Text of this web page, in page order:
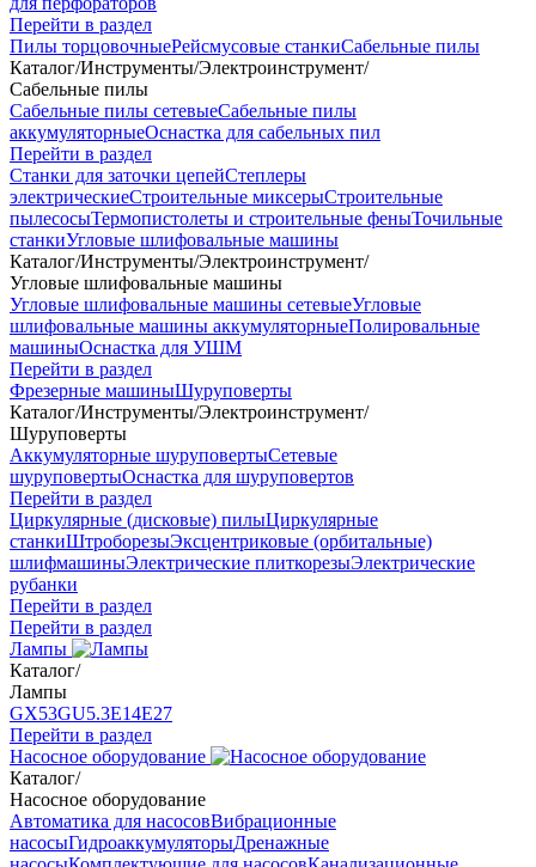
Перейти в раздел
Пилы торцовочныеРейсмусовые станкиСабельные пилы
Каталог/Инструменты/Электроинструмент/
Сабельные пилы
Сабельные пилы сетевыеСабельные пилы
аккумуляторныеОснастка для сабельных пил
Перейти в раздел
Станки для заточки цепейСтеплеры
электрическиеСтроительные миксерыСтроительные
пылесосыТермопистолеты и строительные феныТочильные
станкиУгловые шлифовальные машины
Каталог/Инструменты/Электроинструмент/
Угловые шлифовальные машины
Угловые шлифовальные машины сетевыеУгловые
шлифовальные машины аккумуляторныеПолировальные
машиныОснастка для УШМ
Перейти в раздел
Фрезерные машиныШуруповерты
Каталог/Инструменты/Электроинструмент/
Шуруповерты
Аккумуляторные шуруповертыСетевые
шуруповертыОснастка для шуруповертов
Перейти в раздел
Циркулярные (дисковые) пилыЦиркулярные
станкиШтроборезыЭксцентриковые (орбитальные)
шлифмашиныЭлектрические плиткорезыЭлектрические
рубанки
Перейти в раздел
Перейти в раздел
Лампы
Каталог/
Лампы
GX53GU5.3Е14Е27
Перейти в раздел
Насосное оборудование
Каталог/
Насосное оборудование
Автоматика для насосовВибрационные
насосыГидроаккумуляторыДренажные